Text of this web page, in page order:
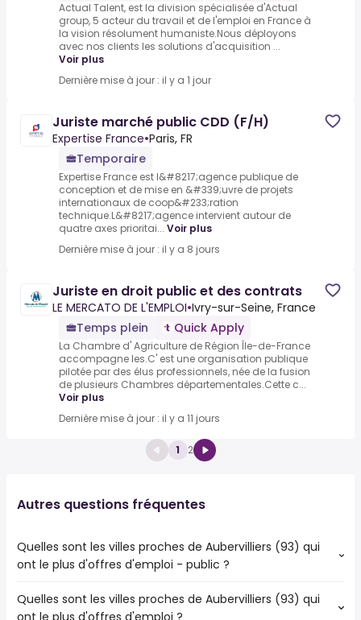
Actual Talent, est la division spécialisée d'Actual
group, 5 acteur du travail et de l'emploi en France à
la vision résolument humaniste.Nous déployons
avec nos clients les solutions d'acquisition ...
Voir plus
Dernière mise à jour : il y a 1 jour
Juriste marché public CDD (F/H)
Expertise France•Paris, FR
Temporaire
Expertise France est l&#8217;agence publique de
conception et de mise en &#339;uvre de projets
internationaux de coop&#233;ration
technique.L&#8217;agence intervient autour de
quatre axes prioritai... Voir plus
Dernière mise à jour : il y a 8 jours
Juriste en droit public et des contrats
LE MERCATO DE L'EMPLOI•Ivry-sur-Seine, France
Temps plein
Quick Apply
La Chambre d' Agriculture de Région Île-de-France
accompagne les.C' est une organisation publique
pilotée par des élus professionnels, née de la fusion
de plusieurs Chambres départementales.Cette c...
Voir plus
Dernière mise à jour : il y a 11 jours
1 2
Autres questions fréquentes
Quelles sont les villes proches de Aubervilliers (93) qui
ont le plus d'offres d'emploi - public ?
Les villes proches de Aubervilliers (93) qui ont le plus
Quelles sont les villes proches de Aubervilliers (93) qui